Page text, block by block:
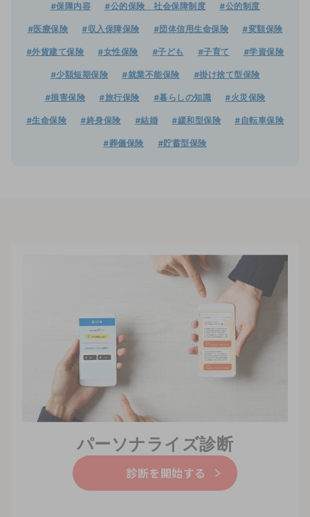
#保障内容 #公的保険 社会保障制度 #公的制度
#医療保険 #収入保障保険 #団体信用生命保険 #変額保険
#外貨建て保険 #女性保険 #子ども #子育て #学資保険
#少額短期保険 #就業不能保険 #掛け捨て型保険
#損害保険 #旅行保険 #暮らしの知識 #火災保険
#生命保険 #終身保険 #結婚 #緩和型保険 #自転車保険
#葬儀保険 #貯蓄型保険
パーソナライズ診断
診断を開始する